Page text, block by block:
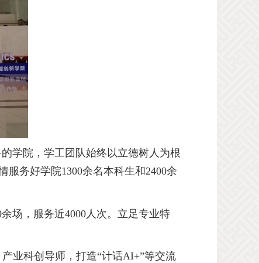
学院，学工团队始终以立德树人为根
服务好学院1300余名本科生和2400余
余场，服务近4000 人次。立足专业特
业科创导师，打造“计话AI+”等交流